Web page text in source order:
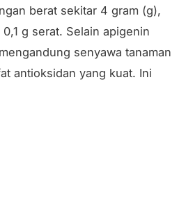
berat sekitar 4 gram (g),
g serat. Selain apigenin
senyawa tanaman
antioksidan yang kuat. Ini